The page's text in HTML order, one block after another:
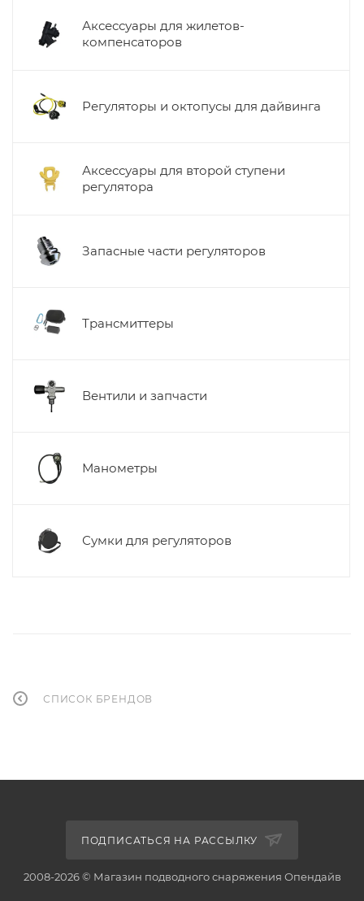
Аксессуары для жилетов-
компенсаторов
Регуляторы и октопусы для дайвинга
Аксессуары для второй ступени
регулятора
Запасные части регуляторов
Трансмиттеры
Вентили и запчасти
Манометры
Сумки для регуляторов
СПИСОК БРЕНДОВ
ПОДПИСАТЬСЯ НА РАССЫЛКУ
2008-2026 © Магазин подводного снаряжения Опендайв